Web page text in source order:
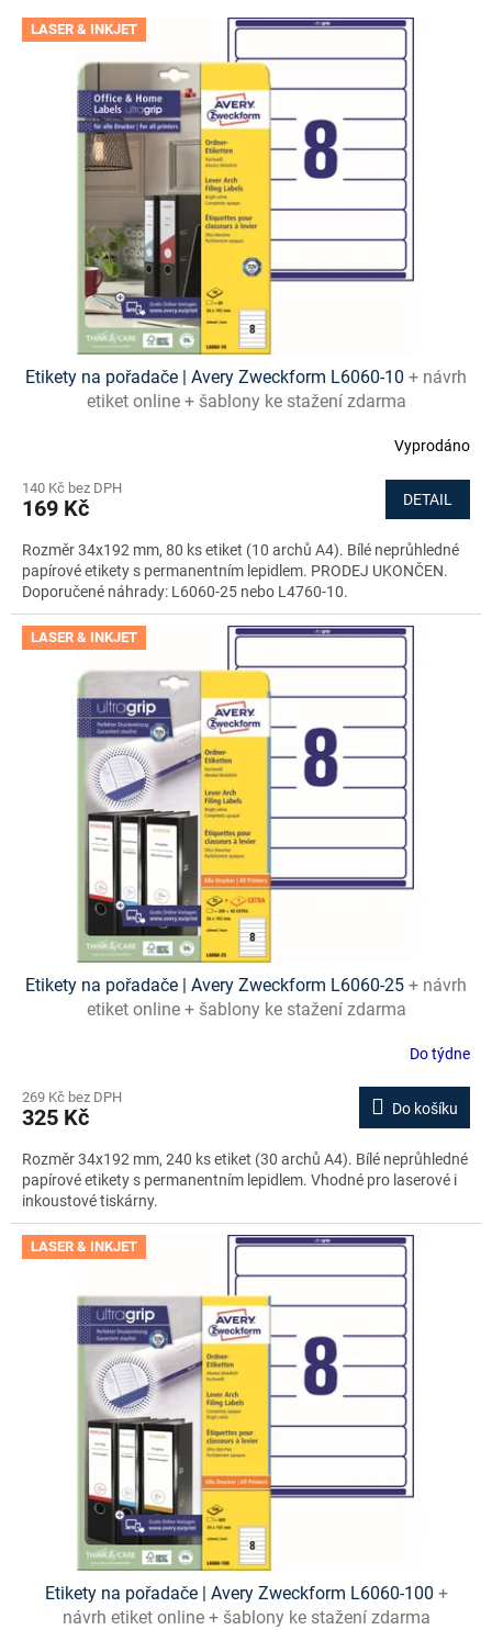
V LASER & INKJET
Etikety na pořadače | Avery Zweckform L6060-10 + návrh
etiket online + šablony ke stažení zdarma
Vyprodáno
140 Kč bez DPH
169 Kč DETAIL
Rozměr 34x192 mm, 80 ks etiket (10 archů A4). Bílé neprůhledné
papírové etikety s permanentním lepidlem. PRODEJ UKONČEN.
Doporučené náhrady: L6060-25 nebo L4760-10.
LASER & INKJET
Etikety na pořadače | Avery Zweckform L6060-25 + návrh
etiket online + šablony ke stažení zdarma
Do týdne
269 Kč bez DPH
325 Kč Do košíku
Rozměr 34x192 mm, 240 ks etiket (30 archů A4). Bílé neprůhledné
papírové etikety s permanentním lepidlem. Vhodné pro laserové i
inkoustové tiskárny.
LASER & INKJET
Etikety na pořadače | Avery Zweckform L6060-100 +
návrh etiket online + šablony ke stažení zdarma